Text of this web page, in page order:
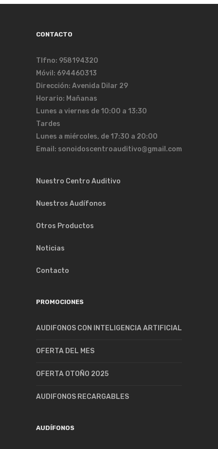
CONTACTO
Tlfno: 958194320
Móvil: 694460313
Dirección: Avenida Dilar 29
Horario: Mañanas
Lunes a viernes de 10:00 a 13:30
Tardes
Lunes a miércoles, de 17:30 a 20:00
Email: sonoidoscentroauditivo@gmail.com
Nuestro Centro Auditivo
Nuestros Audífonos
Otros Productos
Noticias
Contacto
PROMOCIONES
AUDIFONOS CON INTELIGENCIA ARTIFICIAL
OFERTA DEL MES
OFERTA OTOÑO 2025
AUDIFONOS RECARGABLES
AUDÍFONOS